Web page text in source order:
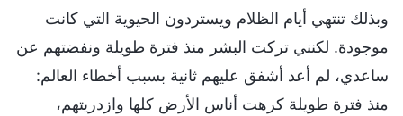
وبذلك تنتهي أيام الظلام ويستردون الحيوية التي كانت
موجودة. لكنني تركت البشر منذ فترة طويلة ونفضتهم عن
ساعدي، لم أعد أشفق عليهم ثانية بسبب أخطاء العالم:
منذ فترة طويلة كرهت أناس الأرض كلها وازدريتهم،